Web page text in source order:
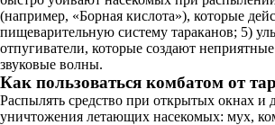
(например, «Борная кислота»), которые
пищеварительную систему тараканов; 5)
отпугиватели, которые создают
звуковые волны.
Как пользоваться комбатом от
Распылять средство при открытых окнах и
уничтожения летающих насекомых: мух,